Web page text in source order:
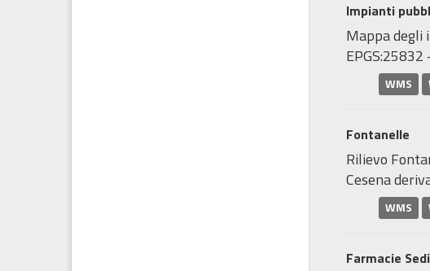
Impianti
Mappa degli
WMS
Fontanelle
Rilievo
Cesena
WMS
Farmacie Sedi